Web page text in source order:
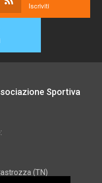
Iscriviti
Sportiva
(TN)